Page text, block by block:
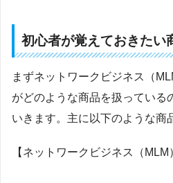
初心者が覚えておきたい
まずネットワークビジネス（
がどのような商品を扱っている
いきます。主に以下のような商
【ネットワークビジネス（MLM